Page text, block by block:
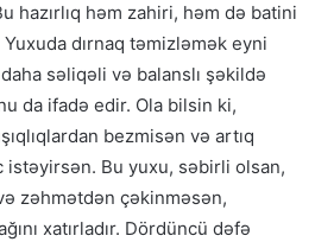
hazırlıq həm zahiri, həm də batini
dırnaq təmizləmək eyni
səliqəli və balanslı şəkildə
da ifadə edir. Ola bilsin ki,
bezmisən və artıq
istəyirsən. Bu yuxu, səbirli olsan,
zəhmətdən çəkinməsən,
xatırladır. Dördüncü dəfə